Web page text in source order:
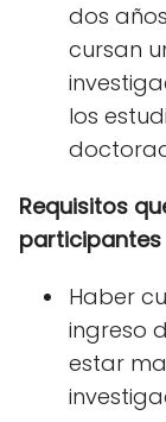
dos
cursan
los
Requisitos
participantes
Haber
ingreso
estar